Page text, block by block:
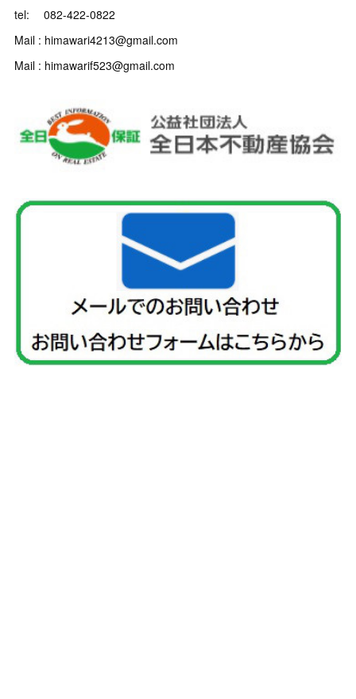
tel: 082-422-0822
Mail : himawari4213@gmail.com
Mail : himawarif523@gmail.com